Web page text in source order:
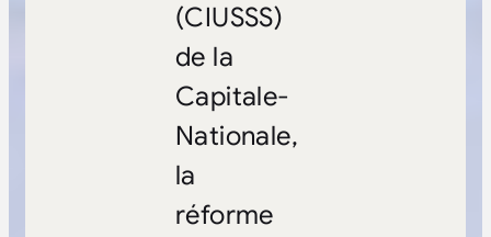
(CIUSSS)
de la
Capitale-
Nationale,
la
réforme